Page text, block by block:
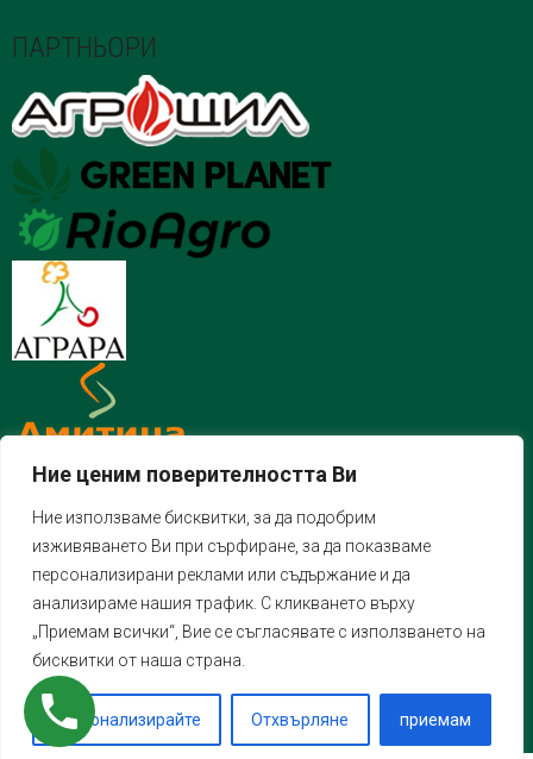
Ние ценим поверителността Ви
Ние използваме бисквитки, за да подобрим
изживяването Ви при сърфиране, за да показваме
персонализирани реклами или съдържание и да
анализираме нашия трафик. С кликването върху
„Приемам всички“, Вие се съгласявате с използването на
бисквитки от наша страна.
Персонализирайте Отхвърляне приемам
ПАРТНЬОРИ